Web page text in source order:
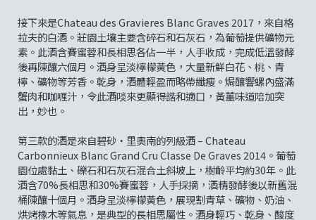
接下來是Chateau des Gravieres Blanc Graves 2017，來自格
拉夫的白酒。莊園土壤主要含碎石和石灰石，為葡萄提供礦物元
素。此酒含賽蜜蓉和長相思各佔一半，人手收成，完成低溫發酵
後再陳釀六個月。酒身呈淡檸檬黃色，大量新鮮白花、桃、青
檸、礦物等芳香。乾身，酒體輕盈而略帶纖瘦。焗釀響螺內盛滿
蟹肉和咖喱汁，令此酒啖來更顯得諧和適口，黃薑味道陪加突
出，妙也。
第三款的酒是來自碧砂‧里奧南的列級酒 – Chateau
Carbonnieux Blanc Grand Cru Classe De Graves 2014。葡萄
園位處黏土、礫石和石灰石混合土斜坡上，樹齡平均約30年。此
酒含70%長相思和30%賽蜜蓉，人手採摘，酒精發酵後以新舊混
桶陳釀十個月。酒身呈淡檸檬黃色，展現割青草、礦物、奶油、
烘烤橡木等氣息，是典型的長相思屬性。酒身輕巧、乾身、酸度